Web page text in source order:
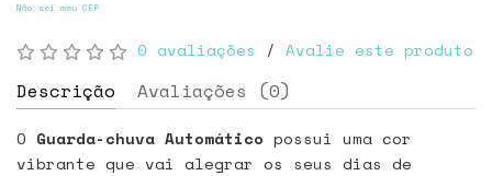
Não sei meu CEP
0 avaliações / Avalie este produto
Descrição Avaliações (0)
O Guarda-chuva Automático possui uma cor
vibrante que vai alegrar os seus dias de